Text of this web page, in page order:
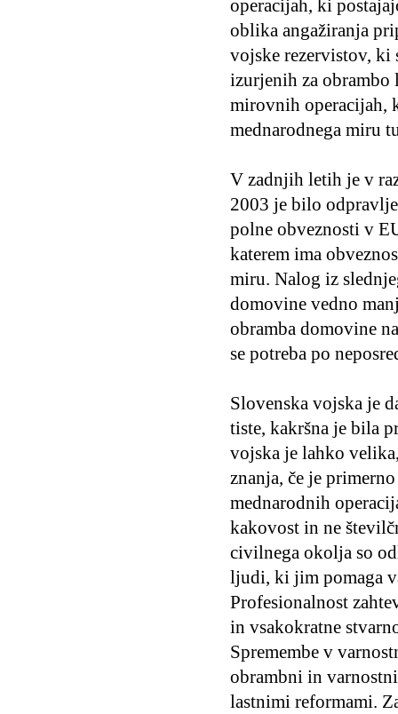
operacijah, ki
oblika angažiranja
vojske rezervistov,
izurjenih za
mirovnih operacijah,
mednarodnega miru
V zadnjih letih je v
2003 je bilo
polne obveznosti v
katerem ima
miru. Nalog iz
domovine vedno
obramba domovine
se potreba po
Slovenska vojska je
tiste, kakršna je bila
vojska je lahko
znanja, če je
mednarodnih
kakovost in ne
civilnega okolja so
ljudi, ki jim pomaga
Profesionalnost
in vsakokratne
Spremembe v
obrambni in
lastnimi reformami.